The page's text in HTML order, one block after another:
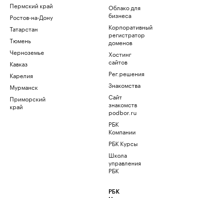
Пермский край
Ростов-на-Дону
Татарстан
Тюмень
Черноземье
Кавказ
Карелия
Мурманск
Приморский
край
Облако для
бизнеса
Корпоративный
регистратор
доменов
Хостинг
сайтов
Рег.решения
Знакомства
Сайт
знакомств
podbor.ru
РБК
Компании
РБК Курсы
Школа
управления
РБК
РБК